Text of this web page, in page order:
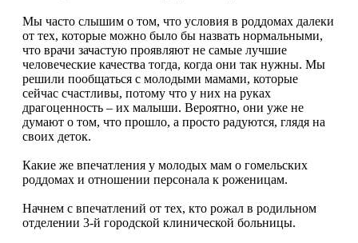
Мы часто слышим о том, что условия в роддомах далеки
от тех, которые можно было бы назвать нормальными,
что врачи зачастую проявляют не самые лучшие
человеческие качества тогда, когда они так нужны. Мы
решили пообщаться с молодыми мамами, которые
сейчас счастливы, потому что у них на руках
драгоценность – их малыши. Вероятно, они уже не
думают о том, что прошло, а просто радуются, глядя на
своих деток.
Какие же впечатления у молодых мам о гомельских
роддомах и отношении персонала к роженицам.
Начнем с впечатлений от тех, кто рожал в родильном
отделении 3-й городской клинической больницы.